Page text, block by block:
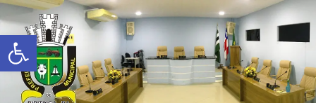
Abrir a barra de ferramentas